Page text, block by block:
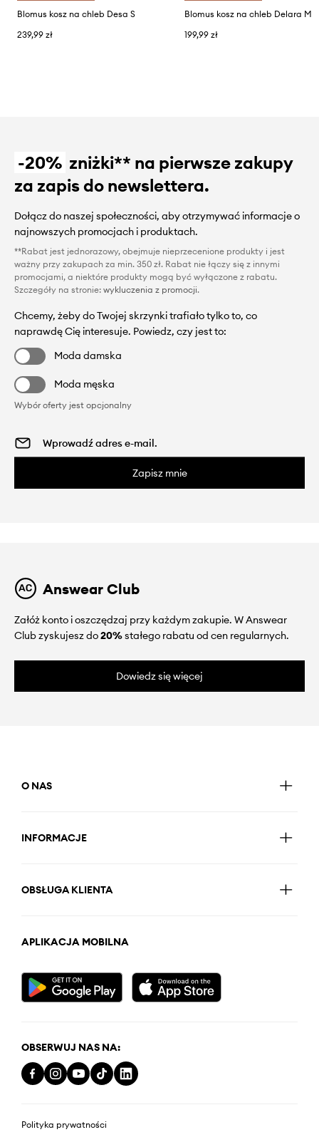
Blomus kosz na chleb Desa S
239,99 zł
Blomus kosz na chleb Delara M
199,99 zł
-20% zniżki** na pierwsze zakupy
za zapis do newslettera.
Dołącz do naszej społeczności, aby otrzymywać informacje o
najnowszych promocjach i produktach.
**Rabat jest jednorazowy, obejmuje nieprzecenione produkty i jest
ważny przy zakupach za min. 350 zł. Rabat nie łączy się z innymi
promocjami, a niektóre produkty mogą być wyłączone z rabatu.
Szczegóły na stronie: wykluczenia z promocji.
Chcemy, żeby do Twojej skrzynki trafiało tylko to, co
naprawdę Cię interesuje. Powiedz, czy jest to:
Moda damska
Moda męska
Wybór oferty jest opcjonalny
Zapisz mnie
Answear Club
Załóż konto i oszczędzaj przy każdym zakupie. W Answear
Club zyskujesz do20%stałego rabatu od cen regularnych.
Dowiedz się więcej
O NAS
INFORMACJE
OBSŁUGA KLIENTA
APLIKACJA MOBILNA
OBSERWUJ NAS NA:
Polityka prywatności